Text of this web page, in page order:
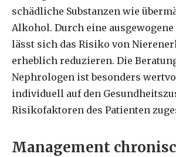
schädliche Substanzen wie
Alkohol. Durch eine ausgewogene
lässt sich das Risiko von
erheblich reduzieren. Die
Nephrologen ist besonders
individuell auf den
Risikofaktoren des Patienten
Management